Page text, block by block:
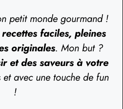
petit monde gourmand !
recettes faciles, pleines
originales. Mon but ?
et des saveurs à votre
et avec une touche de fun
!